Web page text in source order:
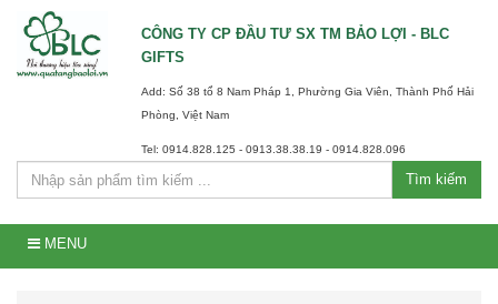
CÔNG TY CP ĐẦU TƯ SX TM BẢO LỢI - BLC
GIFTS
Add: Số 38 tổ 8 Nam Pháp 1, Phường Gia Viên, Thành Phố Hải
Phòng, Việt Nam
Tel: 0914.828.125 - 0913.38.38.19 - 0914.828.096
Tìm kiếm
MENU